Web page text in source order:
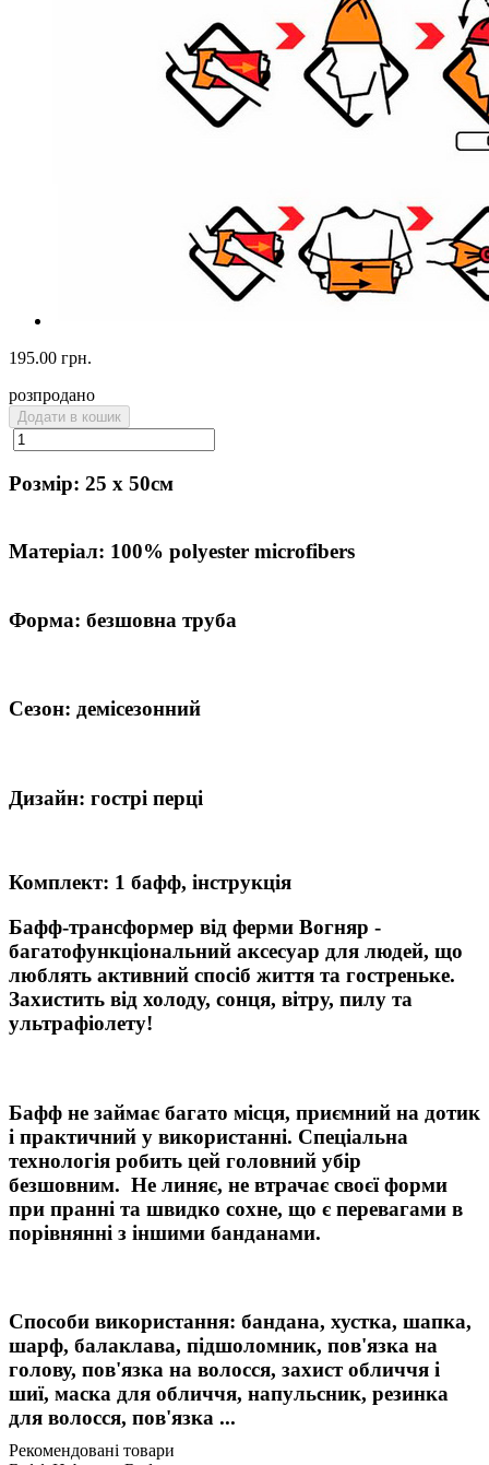
195.00 грн.
розпродано
Додати в кошик
Розмір: 25 х 50см
Матеріал: 100% polyester microfibers
Форма: безшовна труба
Сезон: демісезонний
Дизайн: гострі перці
Комплект: 1 бафф, інструкція
Бафф-трансформер від ферми Вогняр -
багатофункціональний аксесуар для людей, що
люблять активний спосіб життя та гостреньке.
Захистить від холоду, сонця, вітру, пилу та
ультрафіолету!
Бафф не займає багато місця, приємний на дотик
і практичний у використанні. Спеціальна
технологія робить цей головний убір
безшовним. Не линяє, не втрачає своєї форми
при пранні та швидко сохне, що є перевагами в
порівнянні з іншими банданами.
Способи використання: бандана, хустка, шапка,
шарф, балаклава, підшоломник, пов'язка на
голову, пов'язка на волосся, захист обличчя і
шиї, маска для обличчя, напульсник, резинка
для волосся, пов'язка ...
Рекомендовані товари